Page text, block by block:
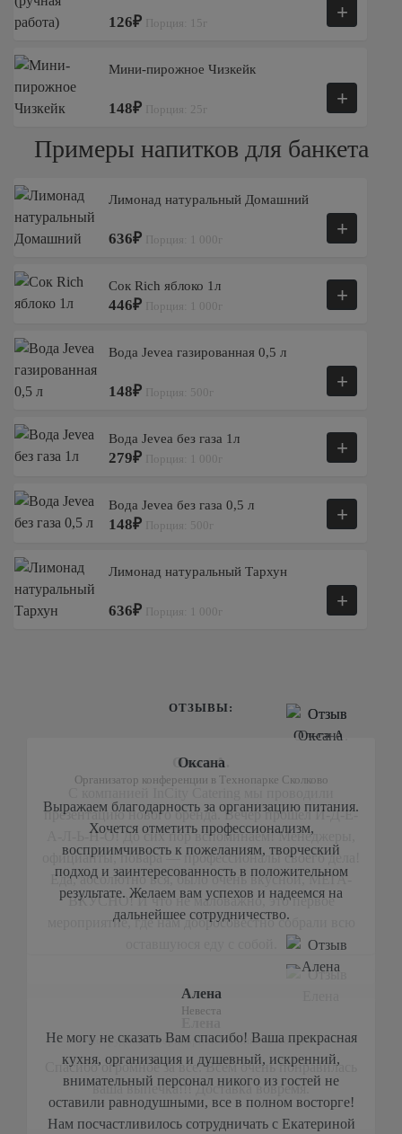
126₽ Порция: 15г +
Мини-пирожное Чизкейк
148₽ Порция: 25г +
Примеры напитков для банкета
Лимонад натуральный Домашний
636₽ Порция: 1 000г +
Сок Rich яблоко 1л
446₽ Порция: 1 000г +
Вода Jevea газированная 0,5 л
148₽ Порция: 500г +
Вода Jevea без газа 1л
279₽ Порция: 1 000г +
Вода Jevea без газа 0,5 л
148₽ Порция: 500г +
Лимонад натуральный Тархун
636₽ Порция: 1 000г +
ОТЗЫВЫ:
Оксана
Организатор конференции в Технопарке Сколково
Выражаем благодарность за организацию питания.
Хочется отметить профессионализм,
восприимчивость к пожеланиям, творческий
подход и заинтересованность в положительном
результате. Желаем вам успехов и надеемся на
дальнейшее сотрудничество.
Алена
Невеста
Не могу не сказать Вам спасибо! Ваша прекрасная
кухня, организация и душевный, искренний,
внимательный персонал никого из гостей не
оставили равнодушными, все в полном восторге!
Нам посчастливилось сотрудничать с Екатериной